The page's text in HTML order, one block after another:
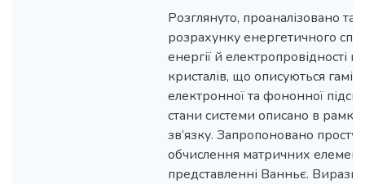
Розглянуто, проаналізовано
розрахунку енергетичного
енергії й електропровідності
кристалів, що описуються
електронної та фононної
стани системи описано в
зв’язку. Запропоновано
обчислення матричних
представленні Ванньє. Вирази